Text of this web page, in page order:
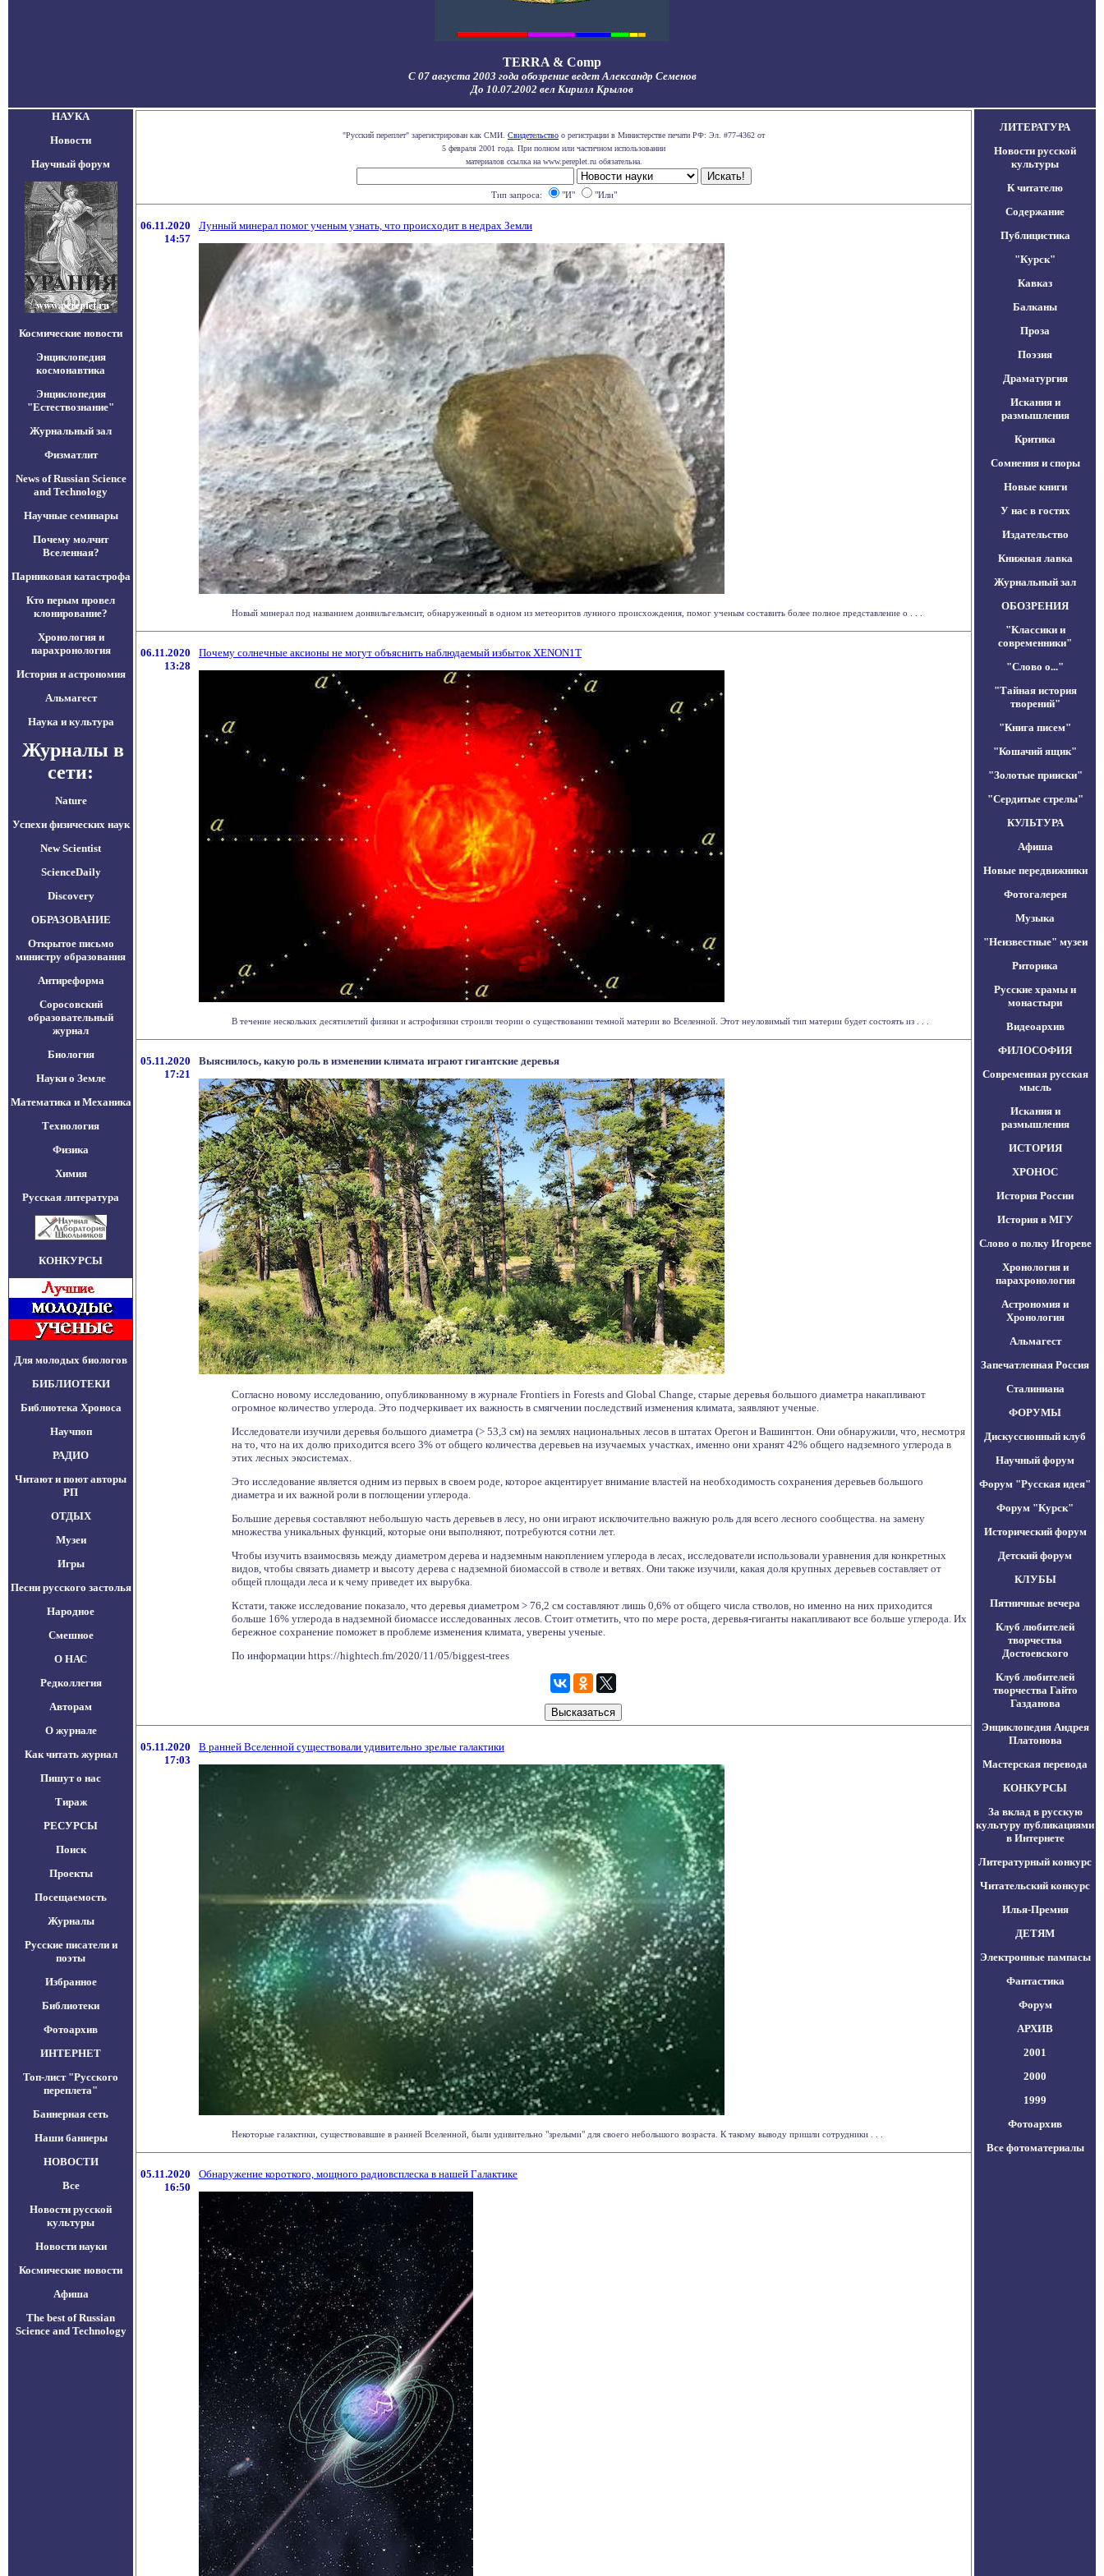
TERRA & Comp
С 07 августа 2003 года обозрение ведет Александр Семенов
До 10.07.2002 вел Кирилл Крылов
НАУКА
Новости
Научный форум
Космические новости
Энциклопедия
космонавтика
Энциклопедия
"Естествознание"
Журнальный зал
Физматлит
News of Russian Science
and Technology
Научные семинары
Почему молчит
Вселенная?
Парниковая катастрофа
Кто перым провел
клонирование?
Хронология и
парахронология
История и астрономия
Альмагест
Наука и культура
Журналы в
сети:
Nature
Успехи физических наук
New Scientist
ScienceDaily
Discovery
ОБРАЗОВАНИЕ
Открытое письмо
министру образования
Антиреформа
Соросовский
образовательный
журнал
Биология
Науки о Земле
Математика и Механика
Технология
Физика
Химия
Русская литература
КОНКУРСЫ
Для молодых биологов
БИБЛИОТЕКИ
Библиотека Хроноса
Научпоп
РАДИО
Читают и поют авторы
РП
ОТДЫХ
Музеи
Игры
Песни русского застолья
Народное
Смешное
О НАС
Редколлегия
Авторам
О журнале
Как читать журнал
Пишут о нас
Тираж
РЕСУРСЫ
Поиск
Проекты
Посещаемость
Журналы
Русские писатели и
поэты
Избранное
Библиотеки
Фотоархив
ИНТЕРНЕТ
Топ-лист "Русского
переплета"
Баннерная сеть
Наши баннеры
НОВОСТИ
Все
Новости русской
культуры
Новости науки
Космические новости
Афиша
The best of Russian
Science and Technology
"Русский переплет" зарегистрирован как СМИ. Свидетельство о регистрации в Министерстве печати РФ: Эл. #77-4362 от
5 февраля 2001 года. При полном или частичном использовании
материалов ссылка на www.pereplet.ru обязательна.
Тип запроса: "И" "Или"
06.11.2020
14:57
Лунный минерал помог ученым узнать, что происходит в недрах Земли
Новый минерал под названием донвильгельмсит, обнаруженный в одном из метеоритов лунного происхождения, помог ученым составить более полное представление о . . .
06.11.2020
13:28
Почему солнечные аксионы не могут объяснить наблюдаемый избыток XENON1T
В течение нескольких десятилетий физики и астрофизики строили теории о существовании темной материи во Вселенной. Этот неуловимый тип материи будет состоять из . . .
05.11.2020
17:21
Выяснилось, какую роль в изменении климата играют гигантские деревья
Согласно новому исследованию, опубликованному в журнале Frontiers in Forests and Global Change, старые деревья большого диаметра накапливают
огромное количество углерода. Это подчеркивает их важность в смягчении последствий изменения климата, заявляют ученые.
Исследователи изучили деревья большого диаметра (> 53,3 см) на землях национальных лесов в штатах Орегон и Вашингтон. Они обнаружили, что, несмотря
на то, что на их долю приходится всего 3% от общего количества деревьев на изучаемых участках, именно они хранят 42% общего надземного углерода в
этих лесных экосистемах.
Это исследование является одним из первых в своем роде, которое акцентирует внимание властей на необходимость сохранения деревьев большого
диаметра и их важной роли в поглощении углерода.
Большие деревья составляют небольшую часть деревьев в лесу, но они играют исключительно важную роль для всего лесного сообщества. на замену
множества уникальных функций, которые они выполняют, потребуются сотни лет.
Чтобы изучить взаимосвязь между диаметром дерева и надземным накоплением углерода в лесах, исследователи использовали уравнения для конкретных
видов, чтобы связать диаметр и высоту дерева с надземной биомассой в стволе и ветвях. Они также изучили, какая доля крупных деревьев составляет от
общей площади леса и к чему приведет их вырубка.
Кстати, также исследование показало, что деревья диаметром > 76,2 см составляют лишь 0,6% от общего числа стволов, но именно на них приходится
больше 16% углерода в надземной биомассе исследованных лесов. Стоит отметить, что по мере роста, деревья-гиганты накапливают все больше углерода. Их
бережное сохранение поможет в проблеме изменения климата, уверены ученые.
По информации https://hightech.fm/2020/11/05/biggest-trees
05.11.2020
17:03
В ранней Вселенной существовали удивительно зрелые галактики
Некоторые галактики, существовавшие в ранней Вселенной, были удивительно "зрелыми" для своего небольшого возраста. К такому выводу пришли сотрудники . . .
05.11.2020
16:50
Обнаружение короткого, мощного радиовсплеска в нашей Галактике
ЛИТЕРАТУРА
Новости русской
культуры
К читателю
Содержание
Публицистика
"Курск"
Кавказ
Балканы
Проза
Поэзия
Драматургия
Искания и
размышления
Критика
Сомнения и споры
Новые книги
У нас в гостях
Издательство
Книжная лавка
Журнальный зал
ОБОЗРЕНИЯ
"Классики и
современники"
"Слово о..."
"Тайная история
творений"
"Книга писем"
"Кошачий ящик"
"Золотые прииски"
"Сердитые стрелы"
КУЛЬТУРА
Афиша
Новые передвижники
Фотогалерея
Музыка
"Неизвестные" музеи
Риторика
Русские храмы и
монастыри
Видеоархив
ФИЛОСОФИЯ
Современная русская
мысль
Искания и
размышления
ИСТОРИЯ
ХРОНОС
История России
История в МГУ
Слово о полку Игореве
Хронология и
парахронология
Астрономия и
Хронология
Альмагест
Запечатленная Россия
Сталиниана
ФОРУМЫ
Дискуссионный клуб
Научный форум
Форум "Русская идея"
Форум "Курск"
Исторический форум
Детский форум
КЛУБЫ
Пятничные вечера
Клуб любителей
творчества
Достоевского
Клуб любителей
творчества Гайто
Газданова
Энциклопедия Андрея
Платонова
Мастерская перевода
КОНКУРСЫ
За вклад в русскую
культуру публикациями
в Интернете
Литературный конкурс
Читательский конкурс
Илья-Премия
ДЕТЯМ
Электронные пампасы
Фантастика
Форум
АРХИВ
2001
2000
1999
Фотоархив
Все фотоматериалы